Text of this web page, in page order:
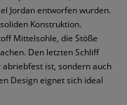
Jordan entworfen wurden.
Konstruktion.
Mittelsohle, die Stöße
Den letzten Schliff
ist, sondern auch
Design eignet sich ideal